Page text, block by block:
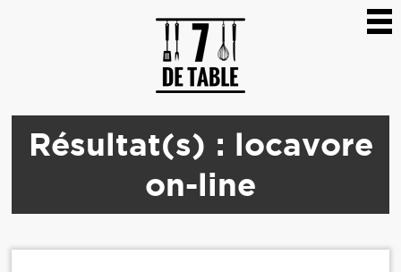
Résultat(s) : locavore
on-line